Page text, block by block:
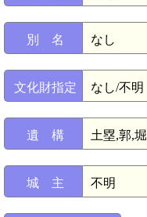
別 名 なし
文化財指定 なし/不明
遺 構 土塁,郭,堀
城 主 不明